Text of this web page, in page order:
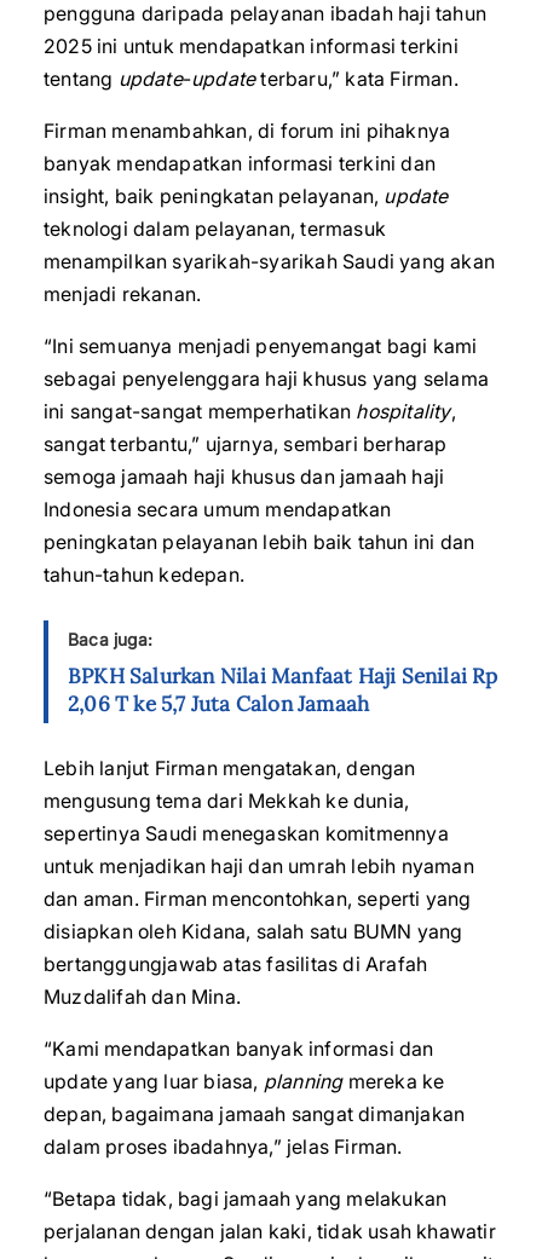
pengguna daripada pelayanan ibadah haji tahun
2025 ini untuk mendapatkan informasi terkini
tentang update-updateterbaru,” kata Firman.
Firman menambahkan, di forum ini pihaknya
banyak mendapatkan informasi terkini dan
insight, baik peningkatan pelayanan, update
teknologi dalam pelayanan, termasuk
menampilkan syarikah-syarikah Saudi yang akan
menjadi rekanan.
“Ini semuanya menjadi penyemangat bagi kami
sebagai penyelenggara haji khusus yang selama
ini sangat-sangat memperhatikan hospitality,
sangat terbantu,” ujarnya, sembari berharap
semoga jamaah haji khusus dan jamaah haji
Indonesia secara umum mendapatkan
peningkatan pelayanan lebih baik tahun ini dan
tahun-tahun kedepan.
Baca juga:
BPKH Salurkan Nilai Manfaat Haji Senilai Rp
2,06 T ke 5,7 Juta Calon Jamaah
Lebih lanjut Firman mengatakan, dengan
mengusung tema dari Mekkah ke dunia,
sepertinya Saudi menegaskan komitmennya
untuk menjadikan haji dan umrah lebih nyaman
dan aman. Firman mencontohkan, seperti yang
disiapkan oleh Kidana, salah satu BUMN yang
bertanggungjawab atas fasilitas di Arafah
Muzdalifah dan Mina.
“Kami mendapatkan banyak informasi dan
update yang luar biasa, planningmereka ke
depan, bagaimana jamaah sangat dimanjakan
dalam proses ibadahnya,” jelas Firman.
“Betapa tidak, bagi jamaah yang melakukan
perjalanan dengan jalan kaki, tidak usah khawatir